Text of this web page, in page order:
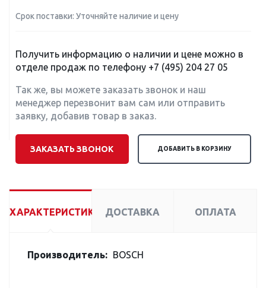
Срок поставки: Уточняйте наличие и цену
Получить информацию о наличии и цене можно в
отделе продаж по телефону +7 (495) 204 27 05
Так же, вы можете заказать звонок и наш
менеджер перезвонит вам сам или отправить
заявку, добавив товар в заказ.
ЗАКАЗАТЬ ЗВОНОК ДОБАВИТЬ В КОРЗИНУ
ХАРАКТЕРИСТИКИ ДОСТАВКА ОПЛАТА
Производитель: BOSCH